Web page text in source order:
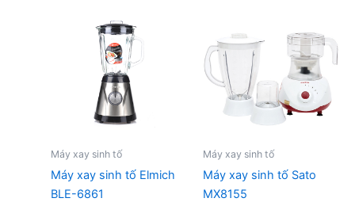
Máy xay sinh tố
Máy xay sinh tố Elmich
BLE-6861
Máy xay sinh tố
Máy xay sinh tố Sato
MX8155